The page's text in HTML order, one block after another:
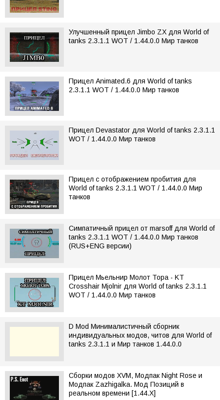
Улучшенный прицел Jimbo ZX для World of
tanks 2.3.1.1 WOT / 1.44.0.0 Мир танков
Прицел Animated.6 для World of tanks
2.3.1.1 WOT / 1.44.0.0 Мир танков
Прицел Devastator для World of tanks 2.3.1.1
WOT / 1.44.0.0 Мир танков
Прицел с отображением пробития для
World of tanks 2.3.1.1 WOT / 1.44.0.0 Мир
танков
Симпатичный прицел от marsoff для World of
tanks 2.3.1.1 WOT / 1.44.0.0 Мир танков
(RUS+ENG версии)
Прицел Мьельнир Молот Тора - KT
Crosshair Mjolnir для World of tanks 2.3.1.1
WOT / 1.44.0.0 Мир танков
D Mod Минималистичный сборник
индивидуальных модов, читов для World of
tanks 2.3.1.1 и Мир танков 1.44.0.0
Сборки модов XVM, Модпак Night Rose и
Модпак Zazhigalka. Мод Позиций в
реальном времени [1.44.X]